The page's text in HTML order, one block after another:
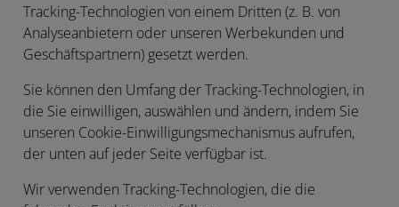
Tracking-Technologien von einem Dritten (z. B. von
Analyseanbietern oder unseren Werbekunden und
Geschäftspartnern) gesetzt werden.
Sie können den Umfang der Tracking-Technologien, in
die Sie einwilligen, auswählen und ändern, indem Sie
unseren Cookie-Einwilligungsmechanismus aufrufen,
der unten auf jeder Seite verfügbar ist.
Wir verwenden Tracking-Technologien, die die